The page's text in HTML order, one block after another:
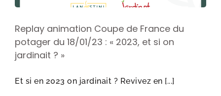
Replay animation Coupe de France du
potager du 18/01/23 : « 2023, et si on
jardinait ? »
Et si en 2023 on jardinait ? Revivez en [...]